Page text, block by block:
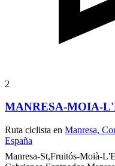
2
MANRESA-MOIA-
Ruta ciclista en Manresa,
España
Manresa-St,Fruitós-Moià-